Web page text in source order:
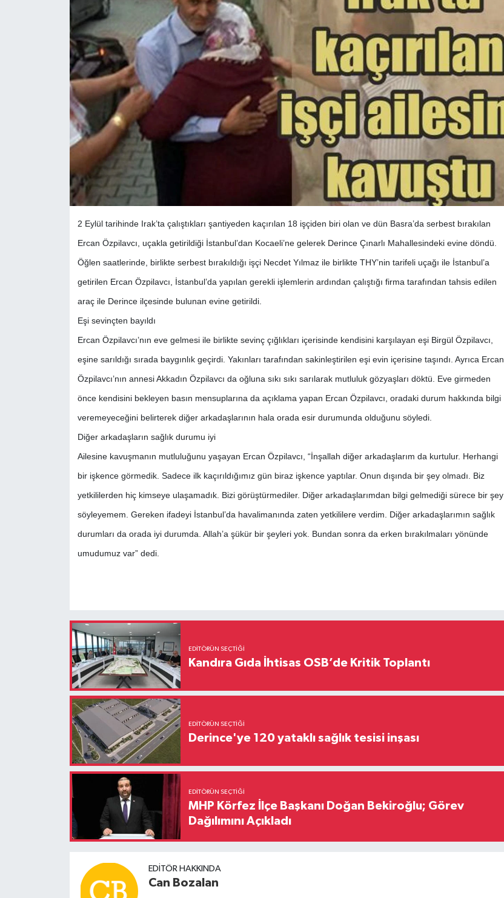
2 Eylül tarihinde Irak’ta çalıştıkları şantiyeden kaçırılan 18 işçiden biri olan ve dün Basra’da serbest bırakılan
Ercan Özpilavcı, uçakla getirildiği İstanbul’dan Kocaeli’ne gelerek Derince Çınarlı Mahallesindeki evine döndü.
Öğlen saatlerinde, birlikte serbest bırakıldığı işçi Necdet Yılmaz ile birlikte THY’nin tarifeli uçağı ile İstanbul’a
getirilen Ercan Özpilavcı, İstanbul’da yapılan gerekli işlemlerin ardından çalıştığı firma tarafından tahsis edilen
araç ile Derince ilçesinde bulunan evine getirildi.
Eşi sevinçten bayıldı
Ercan Özpilavcı’nın eve gelmesi ile birlikte sevinç çığlıkları içerisinde kendisini karşılayan eşi Birgül Özpilavcı,
eşine sarıldığı sırada baygınlık geçirdi. Yakınları tarafından sakinleştirilen eşi evin içerisine taşındı. Ayrıca Ercan
Özpilavcı’nın annesi Akkadın Özpilavcı da oğluna sıkı sıkı sarılarak mutluluk gözyaşları döktü. Eve girmeden
önce kendisini bekleyen basın mensuplarına da açıklama yapan Ercan Özpilavcı, oradaki durum hakkında bilgi
veremeyeceğini belirterek diğer arkadaşlarının hala orada esir durumunda olduğunu söyledi.
Diğer arkadaşların sağlık durumu iyi
Ailesine kavuşmanın mutluluğunu yaşayan Ercan Özpilavcı, “İnşallah diğer arkadaşlarım da kurtulur. Herhangi
bir işkence görmedik. Sadece ilk kaçırıldığımız gün biraz işkence yaptılar. Onun dışında bir şey olmadı. Biz
yetkililerden hiç kimseye ulaşamadık. Bizi görüştürmediler. Diğer arkadaşlarımdan bilgi gelmediği sürece bir şey
söyleyemem. Gereken ifadeyi İstanbul’da havalimanında zaten yetkililere verdim. Diğer arkadaşlarımın sağlık
durumları da orada iyi durumda. Allah’a şükür bir şeyleri yok. Bundan sonra da erken bırakılmaları yönünde
umudumuz var” dedi.
EDITÖRÜN SEÇTIĞI
Kandıra Gıda İhtisas OSB’de Kritik Toplantı
EDITÖRÜN SEÇTIĞI
Derince'ye 120 yataklı sağlık tesisi inşası
EDITÖRÜN SEÇTIĞI
MHP Körfez İlçe Başkanı Doğan Bekiroğlu; Görev
Dağılımını Açıkladı
EDITÖR HAKKINDA
Can Bozalan